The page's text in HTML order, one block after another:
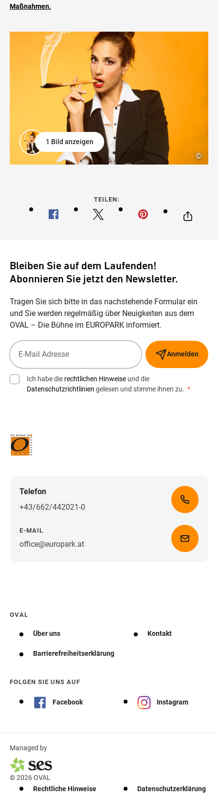
Maßnahmen.
©
1 Bild anzeigen
TEILEN:
Bleiben Sie auf dem Laufenden!
Abonnieren Sie jetzt den Newsletter.
Tragen Sie sich bitte in das nachstehende Formular ein
und Sie werden regelmäßig über Neuigkeiten aus dem
OVAL – Die Bühne im EUROPARK informiert.
Anmelden
Ich habe die rechtlichen Hinweise und die
Datenschutzrichtlinien gelesen und stimme ihnen zu. *
Telefon
+43/662/442021-0
E-MAIL
office@europark.atWegbeschreibung erhalten
OVAL
Über uns Kontakt
Barrierefreiheitserklärung
FOLGEN SIE UNS AUF
Facebook Instagram
Managed by
© 2026 OVAL
Rechtliche Hinweise
Datenschutzerklärung